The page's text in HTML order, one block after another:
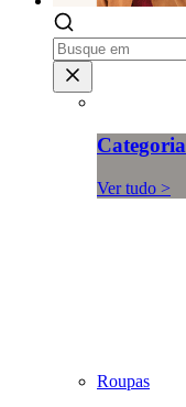
Categoria
Ver tudo >
Roupas